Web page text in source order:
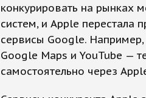
конкурировать на рынках
систем, и Apple перестала
сервисы Google.
Google Maps и YouTube —
самостоятельно через